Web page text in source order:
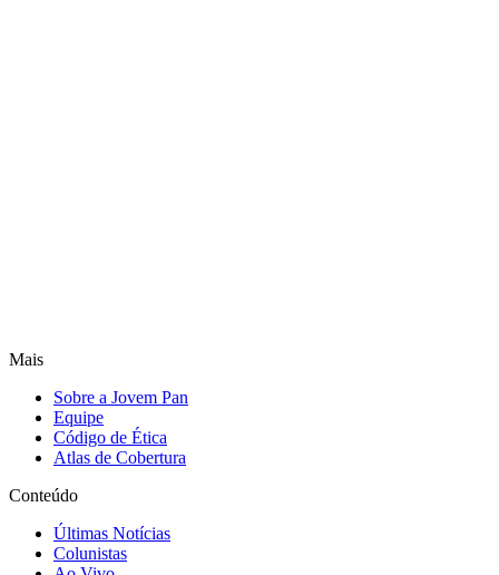
Mais
Sobre a Jovem Pan
Equipe
Código de Ética
Atlas de Cobertura
Conteúdo
Últimas Notícias
Colunistas